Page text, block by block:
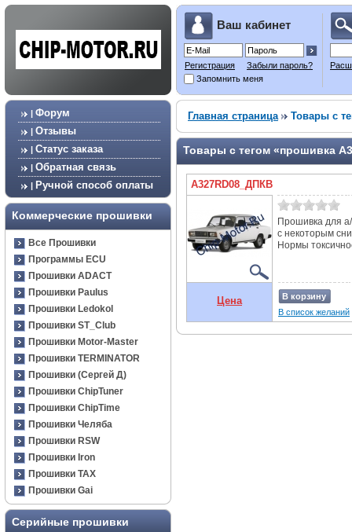
Ваш кабинет
Регистрация
Забыли пароль?
Запомнить меня
| Форум
| Отзывы
| Статус заказа
| Обратная связь
| Ручной способ оплаты
Коммерческие прошивки
Все Прошивки
Программы ECU
Прошивки ADACT
Прошивки Paulus
Прошивки Ledokol
Прошивки ST_Club
Прошивки Motor-Master
Прошивки TERMINATOR
Прошивки (Сергей Д)
Прошивки ChipTuner
Прошивки ChipTime
Прошивки Челяба
Прошивки RSW
Прошивки Iron
Прошивки TAX
Прошивки Gai
Серийные прошивки
Главная страница Товары с
Товары с тегом «прошивка
A327RD08_ДПКВ
Прошивка для
с некоторым
Нормы
Цена
В корзину
В список желаний